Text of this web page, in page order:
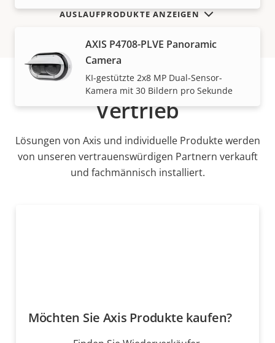
AXIS P4708-PLVE Panoramic
Camera
KI-gestützte 2x8 MP Dual-Sensor-
Kamera mit 30 Bildern pro Sekunde
AUSLAUFPRODUKTE ANZEIGEN
Vertrieb
Lösungen von Axis und individuelle Produkte werden
von unseren vertrauenswürdigen Partnern verkauft
und fachmännisch installiert.
Möchten Sie Axis Produkte kaufen?